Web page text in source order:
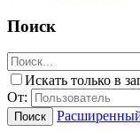
Поиск
Искать только в
От:
Поиск